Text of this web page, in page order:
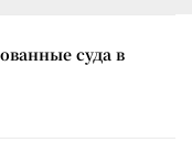
суда в